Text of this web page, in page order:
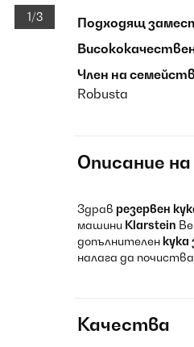
1/3 Подходящ
Член на
Robusta
Описание
Здрав резервен
машини Klarstein
допълнителен кука
налага да
Качества